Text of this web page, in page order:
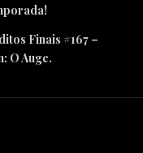
Finais #167 –
O Auge.